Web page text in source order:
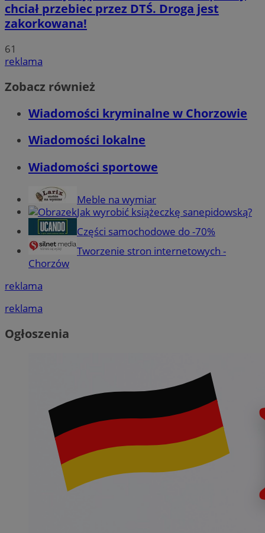
chciał przebiec przez DTŚ. Droga jest
zakorkowana!
61
reklama
Zobacz również
Wiadomości kryminalne w Chorzowie
Wiadomości lokalne
Wiadomości sportowe
Meble na wymiar
Jak wyrobić książeczkę sanepidowską?
Części samochodowe do -70%
Tworzenie stron internetowych -
Chorzów
reklama
reklama
Ogłoszenia